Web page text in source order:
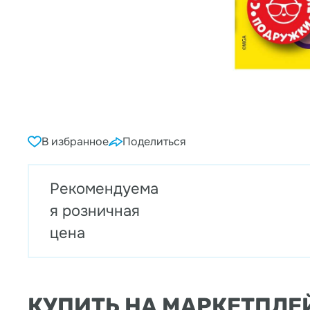
В избранное Поделиться
Рекомендуема
я розничная
цена